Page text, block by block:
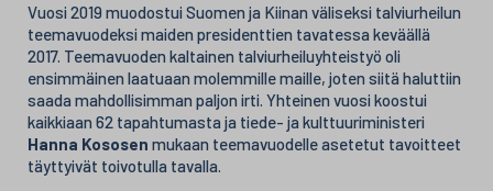
Vuosi 2019 muodostui Suomen ja Kiinan väliseksi talviurheilun
teemavuodeksi maiden presidenttien tavatessa keväällä
2017. Teemavuoden kaltainen talviurheiluyhteistyö oli
ensimmäinen laatuaan molemmille maille, joten siitä haluttiin
saada mahdollisimman paljon irti. Yhteinen vuosi koostui
kaikkiaan 62 tapahtumasta ja tiede- ja kulttuuriministeri
Hanna Kososen mukaan teemavuodelle asetetut tavoitteet
täyttyivät toivotulla tavalla.